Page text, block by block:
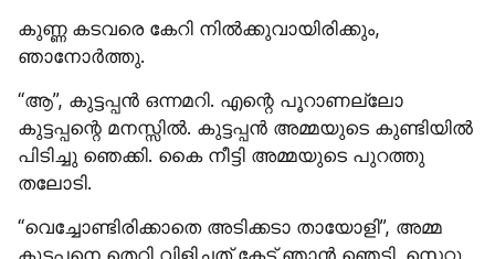
കുണ്ണ കടവരെ കേറി നിൽക്കുവായിരിക്കും,
ഞാനോർത്തു.
“ആ”, കുട്ടപ്പൻ ഒന്നമറി. എന്റെ പൂറാണല്ലോ
കുട്ടപ്പന്റെ മനസ്സിൽ. കുട്ടപ്പൻ അമ്മയുടെ കുണ്ടിയിൽ
പിടിച്ചു ഞെക്കി. കൈ നീട്ടി അമ്മയുടെ പുറത്തു
തലോടി.
“വെച്ചോണ്ടിരിക്കാതെ അടിക്കടാ തായോളി”, അമ്മ
കുട്ടപ്പനെ തെറി വിളിച്ചത് കേട്ട് ഞാൻ ഞെട്ടി. സെറ്റു